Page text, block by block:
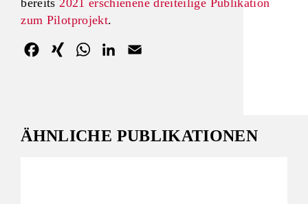
zum Pilotprojekt.
Facebook
XING WhatsApp
LinkedIn
ÄHNLICHE PUBLIKATIONEN